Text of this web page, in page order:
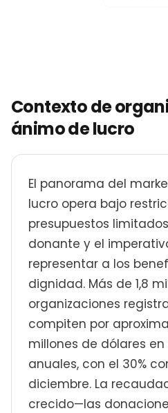
Contexto de
ánimo de lucro
El panorama del
lucro opera bajo
presupuestos
donante y el
representar a los
dignidad. Más de 1,8
organizaciones
compiten por
millones de dólares
anuales, con el 30%
diciembre. La
crecido—las